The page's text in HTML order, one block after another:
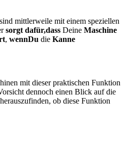
mittlerweile mit einem speziellen
sorgt dafür,dass Deine Maschine
, wennDu die Kanne
mit dieser praktischen Funktion
dennoch einen Blick auf die
ob diese Funktion